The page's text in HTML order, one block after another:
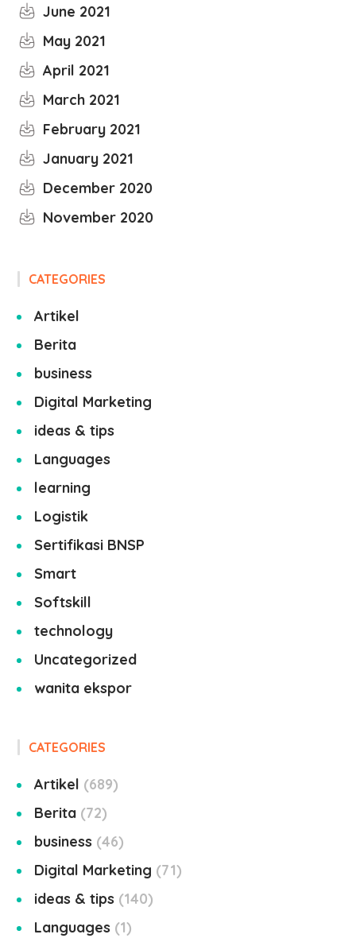
June 2021
May 2021
April 2021
March 2021
February 2021
January 2021
December 2020
November 2020
CATEGORIES
Artikel
Berita
business
Digital Marketing
ideas & tips
Languages
learning
Logistik
Sertifikasi BNSP
Smart
Softskill
technology
Uncategorized
wanita ekspor
CATEGORIES
Artikel
689
Berita 72
business 46
Digital Marketing
71
ideas & tips
140
Languages
1